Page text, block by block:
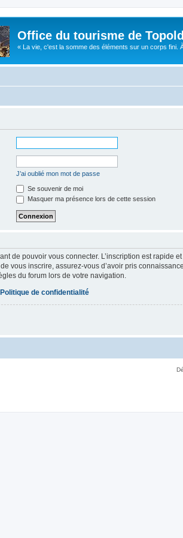
Office du tourisme de
« La vie, c'est la somme des éléments sur un corps fini.
J’ai oublié mon mot de passe
Se souvenir de moi
Masquer ma présence lors de cette session
de pouvoir vous connecter. L’inscription est
vous inscrire, assurez-vous d’avoir pris
du forum lors de votre navigation.
Politique de confidentialité